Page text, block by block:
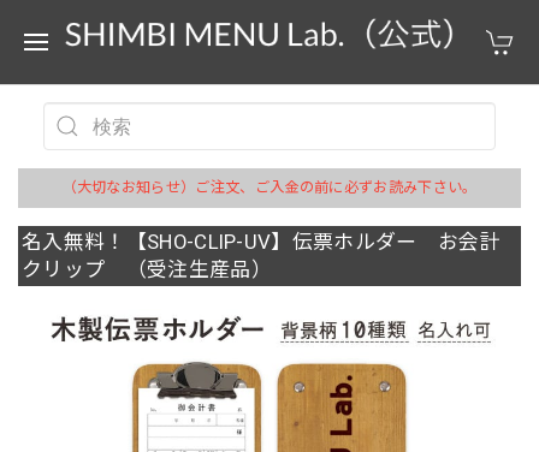
（大切なお知らせ）ご注文、ご入金の前に必ずお読み下さい。
名入無料！【SHO-CLIP-UV】伝票ホルダー お会計
クリップ （受注生産品）